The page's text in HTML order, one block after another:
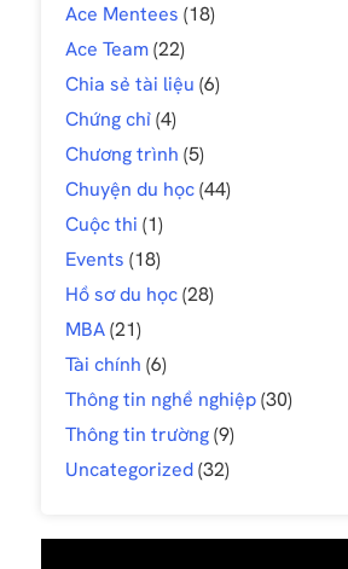
Ace Mentees (18)
Ace Team(22)
Chia sẻ tài liệu (6)
Chứng chỉ(4)
Chương trình (5)
Chuyện du học(44)
Cuộc thi (1)
Events (18)
Hồ sơ du học(28)
MBA(21)
Tài chính (6)
Thông tin nghề nghiệp(30)
Thông tin trường(9)
Uncategorized(32)